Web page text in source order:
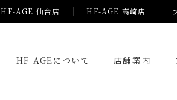
HF-AGE 仙台店 HF-AGE 高崎店
HF-AGEについて 店舗案内